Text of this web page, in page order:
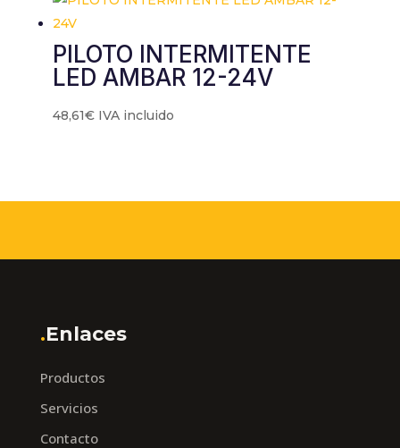
PILOTO INTERMITENTE
LED AMBAR 12-24V
48,61€ IVA incluido
.Enlaces
Productos
Servicios
Contacto